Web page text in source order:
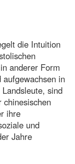
die Intuition
anderer Form
in
sind
chinesischen
ihre
und
Jahre